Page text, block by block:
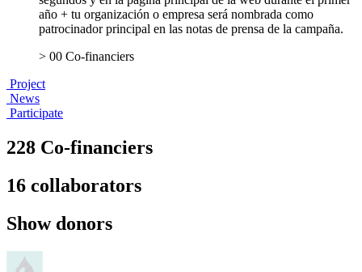
año + tu organización o empresa será nombrada como
patrocinador principal en las notas de prensa de la campaña.
> 00 Co-financiers
Project
News
Participate
228 Co-financiers
16 collaborators
Show donors